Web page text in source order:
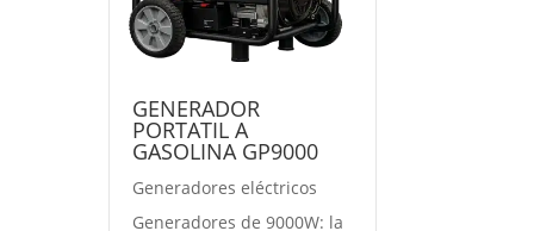
GENERADOR
PORTATIL A
GASOLINA GP9000
Generadores eléctricos
Generadores de 9000W: la